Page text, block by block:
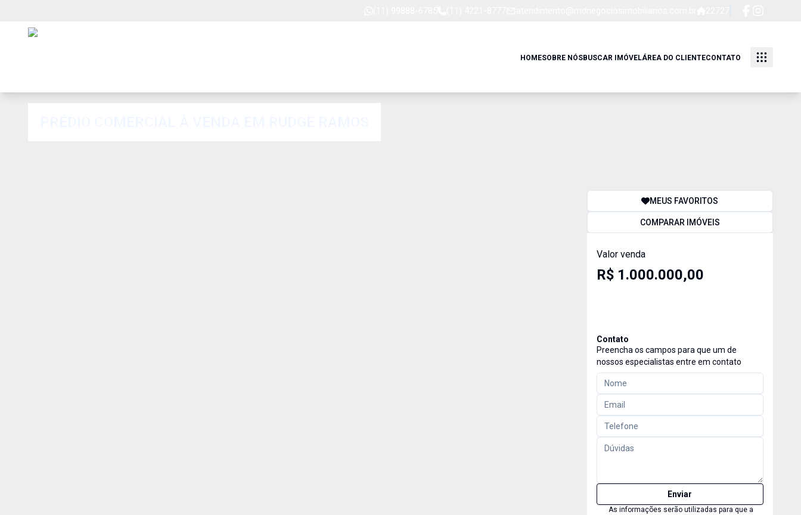
HOMESOBRE NÓSBUSCAR IMÓVELÁREA DO CLIENTECONTATO
MEUS FAVORITOS
COMPARAR IMÓVEIS
Valor venda
R$ 1.000.000,00
Contato
Preencha os campos para que um de
nossos especialistas entre em contato
Enviar
As informações serão utilizadas para que a